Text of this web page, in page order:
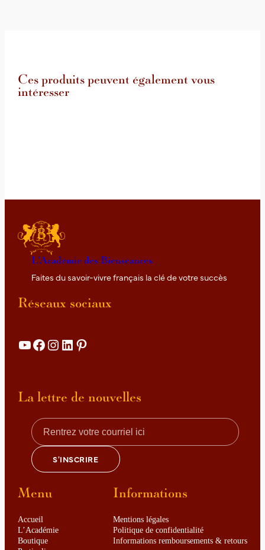
Ces produits peuvent également vous
intéresser
L'Académie des Bienséances
Faites du savoir-vivre français la clé de votre succès
Réseaux sociaux
YouTube Facebook Instagram LinkedIn Pinterest
La lettre de nouvelles
Menu
Accueil
L’Académie
Boutique
Informations
Mentions légales
Politique de confidentialité
Informations remboursements & retours